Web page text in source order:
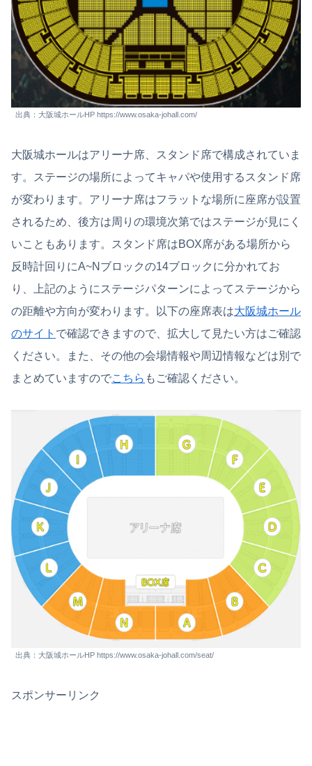
出典：大阪城ホールHP https://www.osaka-johall.com/
大阪城ホールはアリーナ席、スタンド席で構成されていま
す。ステージの場所によってキャパや使用するスタンド席
が変わります。アリーナ席はフラットな場所に座席が設置
されるため、後方は周りの環境次第ではステージが見にく
いこともあります。スタンド席はBOX席がある場所から
反時計回りにA~Nブロックの14ブロックに分かれてお
り、上記のようにステージパターンによってステージから
の距離や方向が変わります。以下の座席表は大阪城ホール
のサイト で確認できますので、拡大して見たい方はご確認
ください。また、その他の会場情報や周辺情報などは別で
まとめていますのでこちら もご確認ください。
出典：大阪城ホールHP https://www.osaka-johall.com/seat/
スポンサーリンク